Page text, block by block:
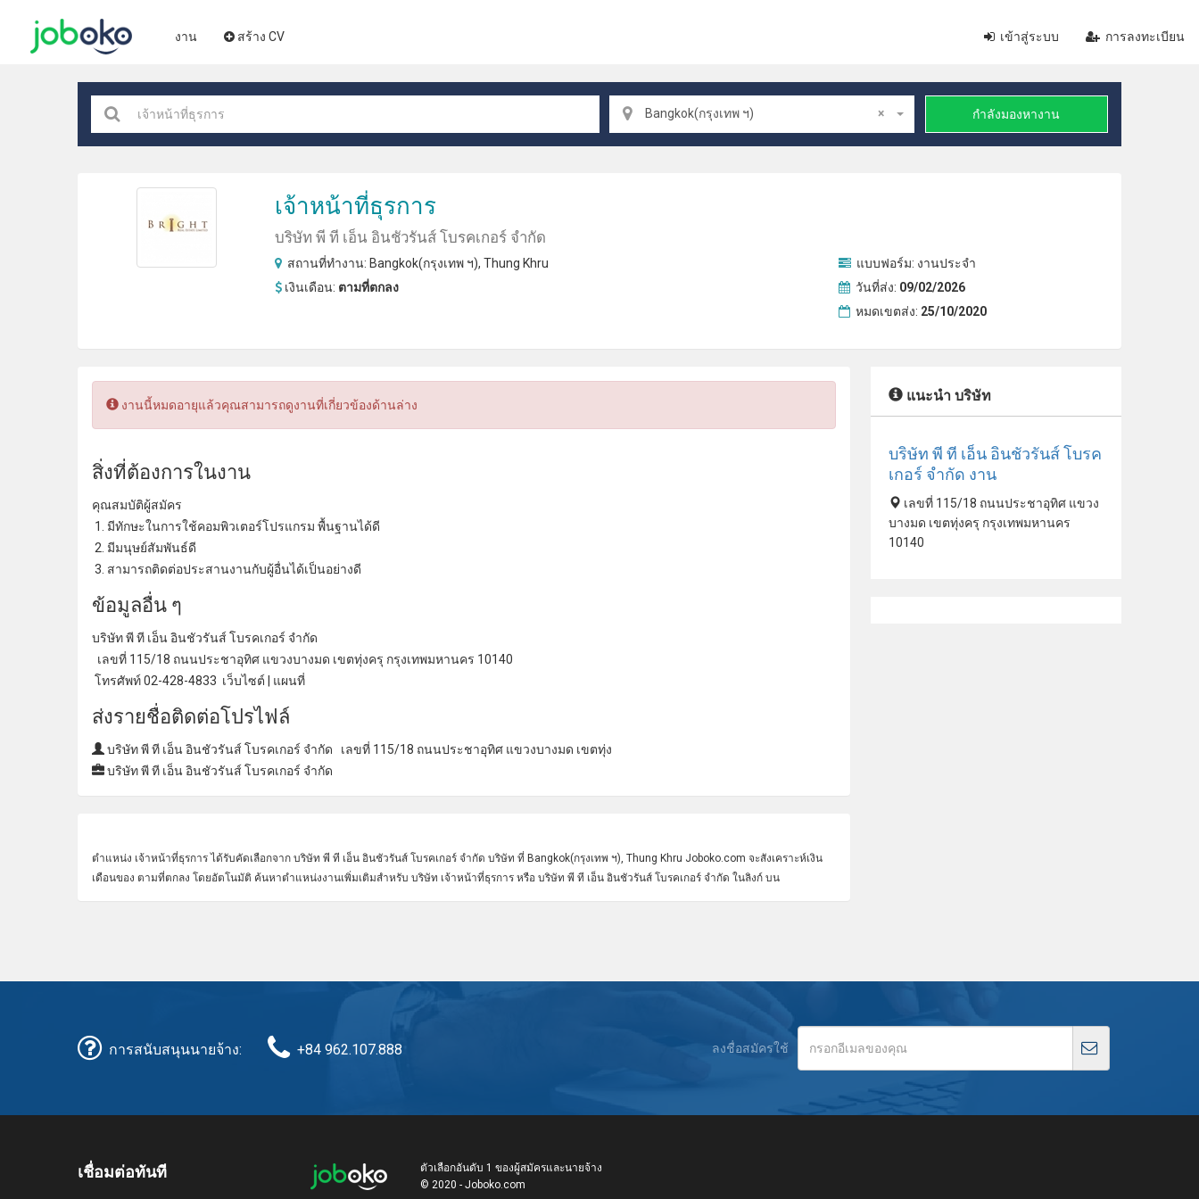
งาน สร้าง CV เข้าสู่ระบบ การลงทะเบียน
×
Bangkok(กรุงเทพ ฯ) กำลังมองหางาน
เจ้าหน้าที่ธุรการ
บริษัท พี ที เอ็น อินชัวรันส์ โบรคเกอร์ จํากัด
สถานที่ทำงาน: Bangkok(กรุงเทพ ฯ), Thung Khru
เงินเดือน: ตามที่ตกลง
แบบฟอร์ม: งานประจำ
วันที่ส่ง: 09/02/2026
หมดเขตส่ง: 25/10/2020
งานนี้หมดอายุแล้วคุณสามารถดูงานที่เกี่ยวข้องด้านล่าง
สิ่งที่ต้องการในงาน
คุณสมบัติผู้สมัคร
1. มีทักษะในการใช้คอมพิวเตอร์โปรแกรม พื้นฐานได้ดี
2. มีมนุษย์สัมพันธ์ดี
3. สามารถติดต่อประสานงานกับผู้อื่นได้เป็นอย่างดี
ข้อมูลอื่น ๆ
บริษัท พี ที เอ็น อินชัวรันส์ โบรคเกอร์ จํากัด
เลขที่ 115/18 ถนนประชาอุทิศ แขวงบางมด เขตทุ่งครุ กรุงเทพมหานคร 10140
โทรศัพท์ 02-428-4833 เว็บไซต์ | แผนที่
ส่งรายชื่อติดต่อโปรไฟล์
บริษัท พี ที เอ็น อินชัวรันส์ โบรคเกอร์ จํากัด เลขที่ 115/18 ถนนประชาอุทิศ แขวงบางมด เขตทุ่ง
บริษัท พี ที เอ็น อินชัวรันส์ โบรคเกอร์ จํากัด
ตำแหน่ง เจ้าหน้าที่ธุรการ ได้รับคัดเลือกจาก บริษัท พี ที เอ็น อินชัวรันส์ โบรคเกอร์ จํากัด บริษัท ที่ Bangkok(กรุงเทพ ฯ), Thung Khru Joboko.com จะสังเคราะห์เงิน
เดือนของ ตามที่ตกลง โดยอัตโนมัติ ค้นหาตำแหน่งงานเพิ่มเติมสำหรับ บริษัท เจ้าหน้าที่ธุรการ หรือ บริษัท พี ที เอ็น อินชัวรันส์ โบรคเกอร์ จํากัด ในลิงก์ บน
แนะนำ บริษัท
บริษัท พี ที เอ็น อินชัวรันส์ โบรค
เกอร์ จํากัด งาน
เลขที่ 115/18 ถนนประชาอุทิศ แขวง
บางมด เขตทุ่งครุ กรุงเทพมหานคร
10140
การสนับสนุนนายจ้าง: +84 962.107.888 ลงชื่อสมัครใช้
เชื่อมต่อทันที
ตัวเลือกอันดับ 1 ของผู้สมัครและนายจ้าง
© 2020 - Joboko.com